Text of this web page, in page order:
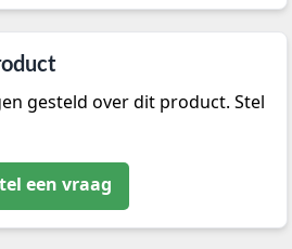
gesteld over dit product. Stel
een vraag